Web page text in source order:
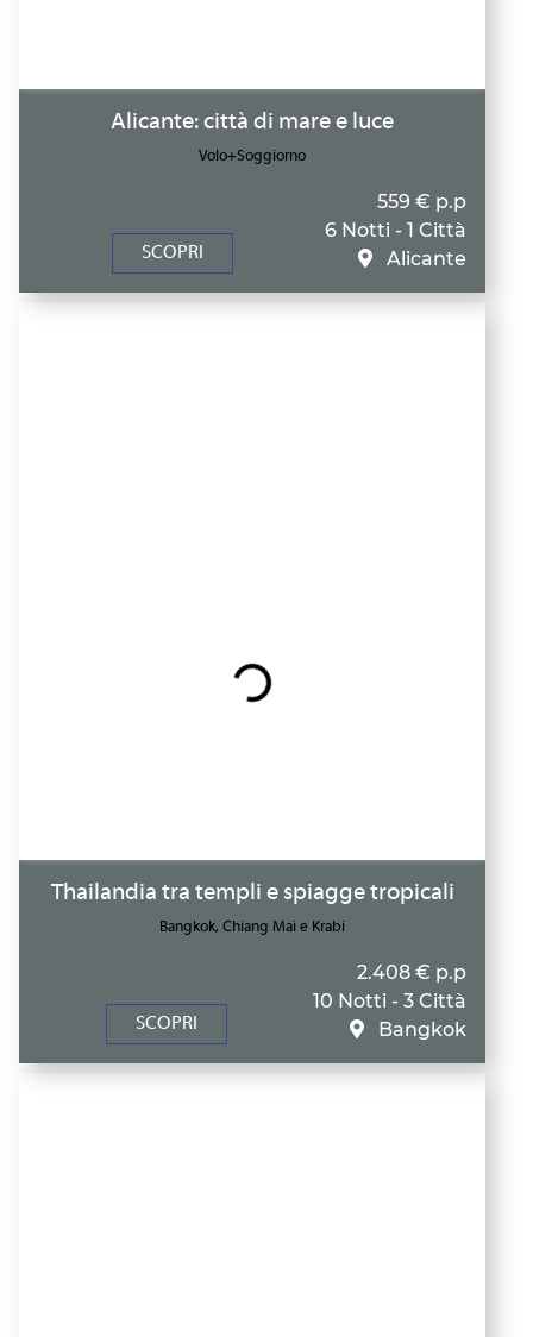
Alicante: città di mare e luce
Volo+Soggiorno
SCOPRI
559 € p.p
6 Notti - 1 Città
Alicante
Thailandia tra templi e spiagge tropicali
Bangkok, Chiang Mai e Krabi
SCOPRI
2.408 € p.p
10 Notti - 3 Città
Bangkok